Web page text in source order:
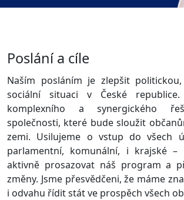
Poslání a cíle
Naším posláním je zlepšit
sociální situaci v České
komplexního a synergického
společnosti, které bude sloužit
zemi. Usilujeme o vstup do všech
parlamentní, komunální, i krajské –
aktivně prosazovat náš program a
změny. Jsme přesvědčeni, že máme
i odvahu řídit stát ve prospěch všech